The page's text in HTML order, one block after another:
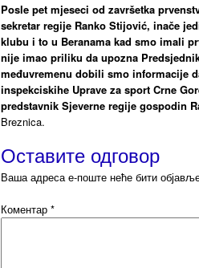
Posle pet mjeseci od završetka
sekretar regije Ranko Stijović, inače
klubu i to u Beranama kad smo imali
nije imao priliku da upozna
međuvremenu dobili smo informacije
inspekciskihe Uprave za sport Crne
predstavnik Sjeverne regije gospodin
Breznica.
Оставите одговор
Ваша адреса е-поште неће бити
Коментар *